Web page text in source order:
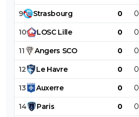
9 Strasbourg 0 0
10 LOSC Lille 0 0
11 Angers SCO 0 0
12 Le Havre 0 0
13 Auxerre 0 0
14 Paris 0 0